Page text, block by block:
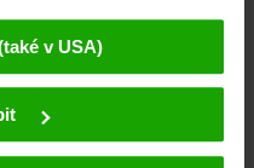
Google, Meta) a že
účinné právní
"Přijmout cookies"
být používány námi
v USA). Tyto údaje
v USA)
horolezectví, skitouring,